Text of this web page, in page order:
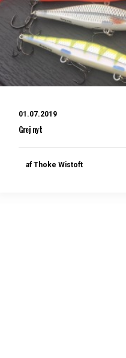
01.07.2019
Grej nyt
af Thoke Wistoft